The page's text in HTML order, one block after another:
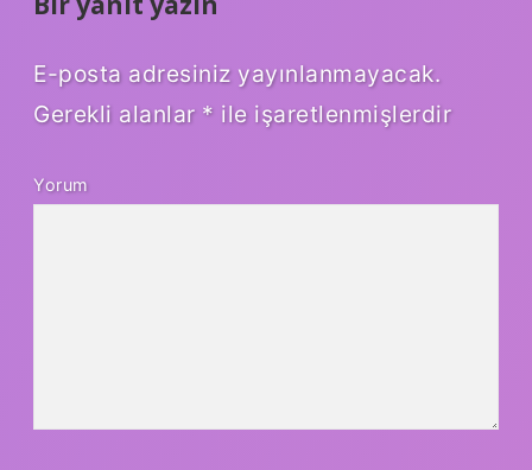
E-posta adresiniz yayınlanmayacak.
Gerekli alanlar * ile işaretlenmişlerdir
Yorum